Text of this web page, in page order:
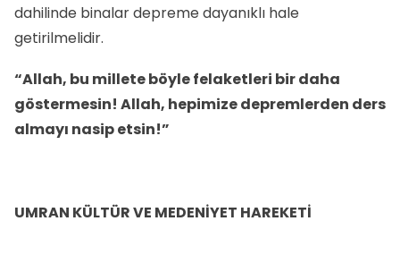
dahilinde binalar depreme dayanıklı hale
getirilmelidir.
“Allah, bu millete böyle felaketleri bir daha
göstermesin! Allah, hepimize depremlerden ders
almayı nasip etsin!”
UMRAN KÜLTÜR VE MEDENİYET HAREKETİ